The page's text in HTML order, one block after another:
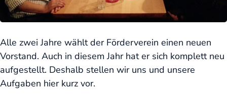
Alle zwei Jahre wählt der Förderverein einen neuen
Vorstand. Auch in diesem Jahr hat er sich komplett neu
aufgestellt. Deshalb stellen wir uns und unsere
Aufgaben hier kurz vor.